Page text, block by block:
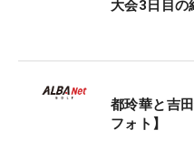
に入れてしまいました
できなくて、自分でペ
思います」。後半はバ
大会3日目の
都玲華と吉
フォト】